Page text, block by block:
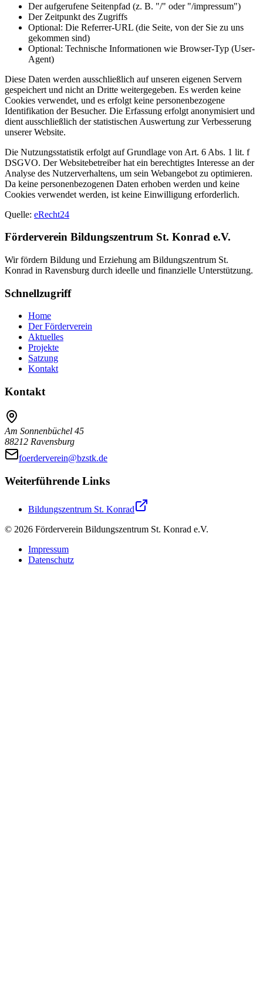
Der aufgerufene Seitenpfad (z. B. "/" oder "/impressum")
Der Zeitpunkt des Zugriffs
Optional: Die Referrer-URL (die Seite, von der Sie zu uns
gekommen sind)
Optional: Technische Informationen wie Browser-Typ (User-
Agent)
Diese Daten werden ausschließlich auf unseren eigenen Servern
gespeichert und nicht an Dritte weitergegeben. Es werden keine
Cookies verwendet, und es erfolgt keine personenbezogene
Identifikation der Besucher. Die Erfassung erfolgt anonymisiert und
dient ausschließlich der statistischen Auswertung zur Verbesserung
unserer Website.
Die Nutzungsstatistik erfolgt auf Grundlage von Art. 6 Abs. 1 lit. f
DSGVO. Der Websitebetreiber hat ein berechtigtes Interesse an der
Analyse des Nutzerverhaltens, um sein Webangebot zu optimieren.
Da keine personenbezogenen Daten erhoben werden und keine
Cookies verwendet werden, ist keine Einwilligung erforderlich.
Quelle: eRecht24
Förderverein Bildungszentrum St. Konrad e.V.
Wir fördern Bildung und Erziehung am Bildungszentrum St.
Konrad in Ravensburg durch ideelle und finanzielle Unterstützung.
Schnellzugriff
Home
Der Förderverein
Aktuelles
Projekte
Satzung
Kontakt
Kontakt
Am Sonnenbüchel 45
88212 Ravensburg
foerderverein@bzstk.de
Weiterführende Links
Bildungszentrum St. Konrad
© 2026 Förderverein Bildungszentrum St. Konrad e.V.
Impressum
Datenschutz